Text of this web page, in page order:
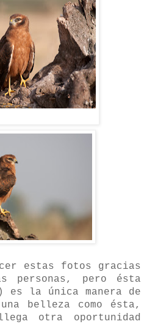
estas fotos gracias
personas, pero ésta
es la única manera de
belleza como ésta,
otra oportunidad